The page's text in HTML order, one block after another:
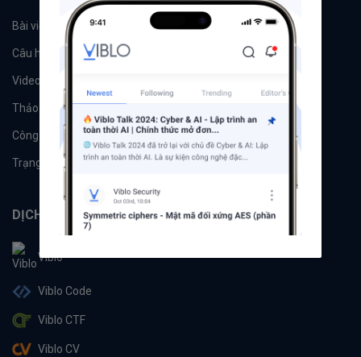
Bài viết Tổ chức
Câu hỏi
Videos
Thảo luận
Công cụ Machine Learning
Trạng thái hệ thống
DỊCH VỤ
Viblo
Viblo Code
Viblo CTF
Viblo CV